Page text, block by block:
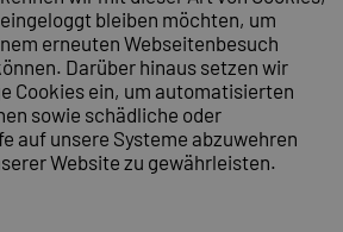
bleiben möchten, um
erneuten Webseitenbesuch
Darüber hinaus setzen wir
Cookies ein, um automatisierten
sowie schädliche oder
auf unsere Systeme abzuwehren
Website zu gewährleisten.